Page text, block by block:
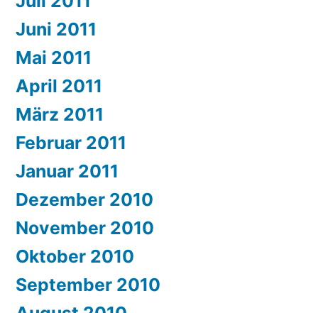
Juni 2011
Mai 2011
April 2011
März 2011
Februar 2011
Januar 2011
Dezember 2010
November 2010
Oktober 2010
September 2010